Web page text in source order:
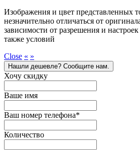
Изображения и цвет представленных
незначительно отличаться от
зависимости от разрешения и
также условий
Close « »
Нашли дешевле? Сообщите нам.
Хочу скидку
Ваше имя
Ваш номер телефона*
Количество